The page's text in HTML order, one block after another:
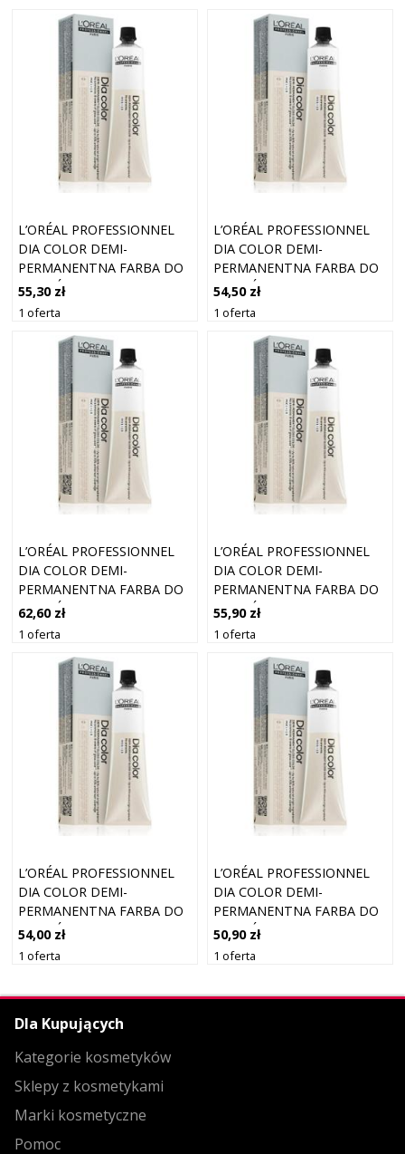
L’ORÉAL PROFESSIONNEL
DIA COLOR DEMI-
PERMANENTNA FARBA DO
WŁOSÓW BEZ AMONIAKU
ODCIEŃ 8 LIGHT BLONDE
55,30 zł
1 oferta
L’ORÉAL PROFESSIONNEL
DIA COLOR DEMI-
PERMANENTNA FARBA DO
WŁOSÓW BEZ AMONIAKU
ODCIEŃ 6.84 DARK BLONDE
54,50 zł
1 oferta
L’ORÉAL PROFESSIONNEL
DIA COLOR DEMI-
PERMANENTNA FARBA DO
WŁOSÓW BEZ AMONIAKU
ODCIEŃ 7.18 ASHY MOCHA
62,60 zł
1 oferta
L’ORÉAL PROFESSIONNEL
DIA COLOR DEMI-
PERMANENTNA FARBA DO
WŁOSÓW BEZ AMONIAKU
ODCIEŃ 9 VERY LIGHT
55,90 zł
1 oferta
L’ORÉAL PROFESSIONNEL
DIA COLOR DEMI-
PERMANENTNA FARBA DO
WŁOSÓW BEZ AMONIAKU
ODCIEŃ 6.23 DARK
54,00 zł
1 oferta
L’ORÉAL PROFESSIONNEL
DIA COLOR DEMI-
PERMANENTNA FARBA DO
WŁOSÓW BEZ AMONIAKU
ODCIEŃ 4.45 BROWN
50,90 zł
1 oferta
Dla Kupujących
Kategorie kosmetyków
Sklepy z kosmetykami
Marki kosmetyczne
Pomoc